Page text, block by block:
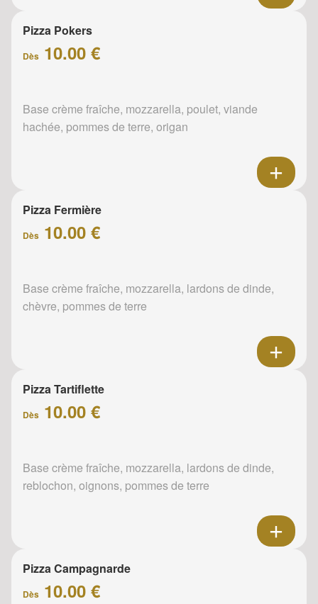
Pizza Pokers
Dès 10.00 €
Base crème fraîche, mozzarella, poulet, viande
hachée, pommes de terre, origan
Pizza Fermière
Dès 10.00 €
Base crème fraîche, mozzarella, lardons de dinde,
chèvre, pommes de terre
Pizza Tartiflette
Dès 10.00 €
Base crème fraîche, mozzarella, lardons de dinde,
reblochon, oignons, pommes de terre
Pizza Campagnarde
Dès 10.00 €